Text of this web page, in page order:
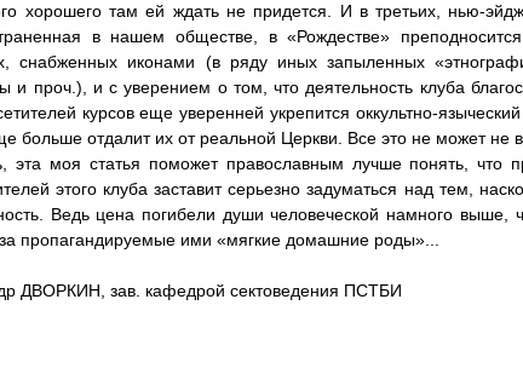
хорошего там ей ждать не придется. И в третьих, нью-
в нашем обществе, в «Рождестве»
снабженных иконами (в ряду иных запыленных
и проч.), и с уверением о том, что деятельность клуба
курсов еще уверенней укрепится оккультно-
больше отдалит их от реальной Церкви. Все это не может не
эта моя статья поможет православным лучше понять, что
этого клуба заставит серьезно задуматься над тем,
Ведь цена погибели души человеческой намного
пропагандируемые ими «мягкие домашние роды»...
ДВОРКИН, зав. кафедрой сектоведения ПСТБИ